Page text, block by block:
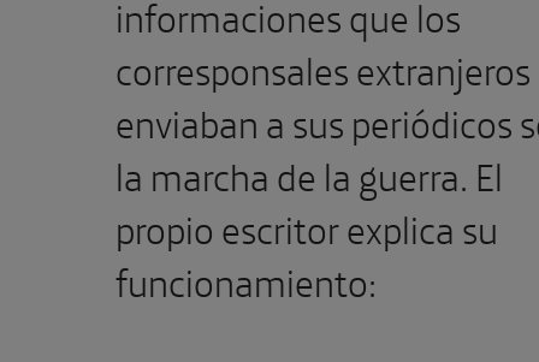
informaciones que los
corresponsales extranjeros
enviaban a sus periódicos
la marcha de la guerra. El
propio escritor explica su
funcionamiento: